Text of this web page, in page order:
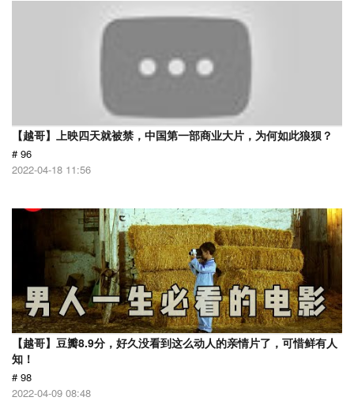
【越哥】上映四天就被禁，中国第一部商业大片，为何如此狼狈？
# 96
2022-04-18 11:56
【越哥】豆瓣8.9分，好久没看到这么动人的亲情片了，可惜鲜有人
知！
# 98
2022-04-09 08:48